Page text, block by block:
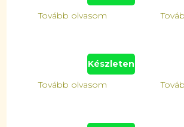
Tovább olvasom
Készleten
Tovább olvasom